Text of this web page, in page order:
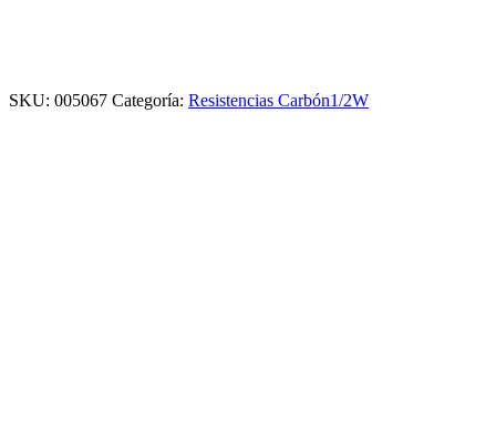
SKU: 005067 Categoría: Resistencias Carbón1/2W